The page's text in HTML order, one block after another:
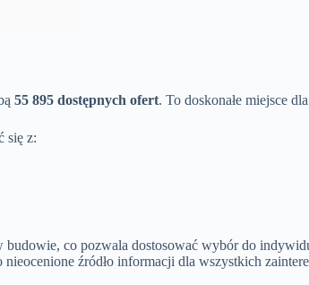
55 895 dostępnych ofert. To doskonałe miejsce
się z:
co pozwala dostosować wybór do
nieocenione źródło informacji dla wszystkich